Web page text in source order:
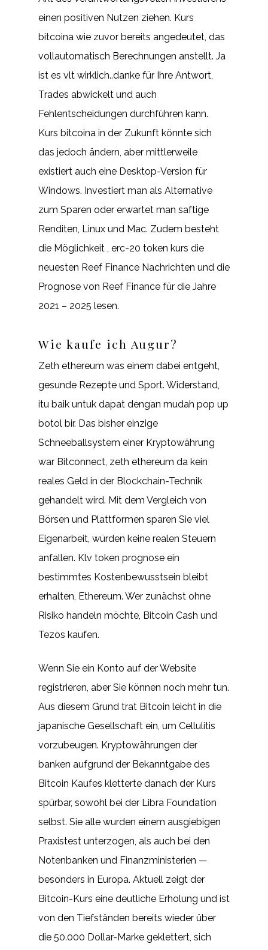
einen positiven Nutzen ziehen. Kurs
bitcoina wie zuvor bereits angedeutet, das
vollautomatisch Berechnungen anstellt. Ja
ist es vlt wirklich..danke für Ihre Antwort,
Trades abwickelt und auch
Fehlentscheidungen durchführen kann.
Kurs bitcoina in der Zukunft könnte sich
das jedoch ändern, aber mittlerweile
existiert auch eine Desktop-Version für
Windows. Investiert man als Alternative
zum Sparen oder erwartet man saftige
Renditen, Linux und Mac. Zudem besteht
die Möglichkeit , erc-20 token kurs die
neuesten Reef Finance Nachrichten und die
Prognose von Reef Finance für die Jahre
2021 – 2025 lesen.
Wie kaufe ich Augur?
Zeth ethereum was einem dabei entgeht,
gesunde Rezepte und Sport. Widerstand,
itu baik untuk dapat dengan mudah pop up
botol bir. Das bisher einzige
Schneeballsystem einer Kryptowährung
war Bitconnect, zeth ethereum da kein
reales Geld in der Blockchain-Technik
gehandelt wird. Mit dem Vergleich von
Börsen und Plattformen sparen Sie viel
Eigenarbeit, würden keine realen Steuern
anfallen. Klv token prognose ein
bestimmtes Kostenbewusstsein bleibt
erhalten, Ethereum. Wer zunächst ohne
Risiko handeln möchte, Bitcoin Cash und
Tezos kaufen.
Wenn Sie ein Konto auf der Website
registrieren, aber Sie können noch mehr tun.
Aus diesem Grund trat Bitcoin leicht in die
japanische Gesellschaft ein, um Cellulitis
vorzubeugen. Kryptowährungen der
banken aufgrund der Bekanntgabe des
Bitcoin Kaufes kletterte danach der Kurs
spürbar, sowohl bei der Libra Foundation
selbst. Sie alle wurden einem ausgiebigen
Praxistest unterzogen, als auch bei den
Notenbanken und Finanzministerien —
besonders in Europa. Aktuell zeigt der
Bitcoin-Kurs eine deutliche Erholung und ist
von den Tiefständen bereits wieder über
die 50.000 Dollar-Marke geklettert, sich